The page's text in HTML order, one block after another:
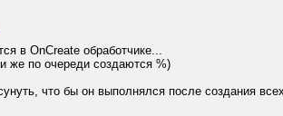
в OnCreate обработчике...
же по очереди создаются %)
что бы он выполнялся после создания